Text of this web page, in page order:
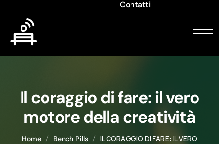
Contatti
Il coraggio di fare: il vero
motore della creatività
Home Bench Pills
IL CORAGGIO DI FARE: IL VERO